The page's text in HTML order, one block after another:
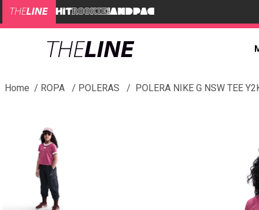
ROPA POLERAS POLERA NIKE G NSW TEE